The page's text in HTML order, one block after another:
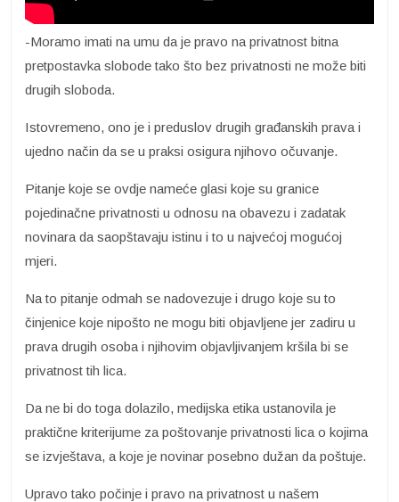
-Moramo imati na umu da je pravo na privatnost bitna
pretpostavka slobode tako što bez privatnosti ne može biti
drugih sloboda.
Istovremeno, ono je i preduslov drugih građanskih prava i
ujedno način da se u praksi osigura njihovo očuvanje.
Pitanje koje se ovdje nameće glasi koje su granice
pojedinačne privatnosti u odnosu na obavezu i zadatak
novinara da saopštavaju istinu i to u najvećoj mogućoj
mjeri.
Na to pitanje odmah se nadovezuje i drugo koje su to
činjenice koje nipošto ne mogu biti objavljene jer zadiru u
prava drugih osoba i njihovim objavljivanjem kršila bi se
privatnost tih lica.
Da ne bi do toga dolazilo, medijska etika ustanovila je
praktične kriterijume za poštovanje privatnosti lica o kojima
se izvještava, a koje je novinar posebno dužan da poštuje.
Upravo tako počinje i pravo na privatnost u našem